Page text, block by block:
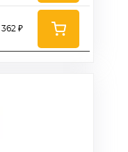
362 ₽